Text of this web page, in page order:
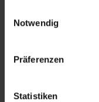
Notwendig
Präferenzen
Statistiken
interessieren